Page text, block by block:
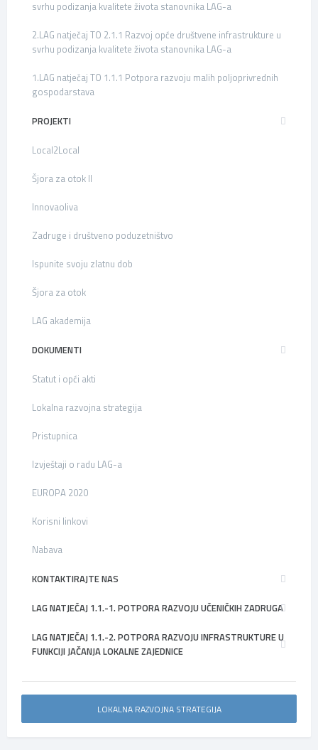
svrhu podizanja kvalitete života stanovnika LAG-a
2.LAG natječaj TO 2.1.1 Razvoj opće društvene infrastrukture u
svrhu podizanja kvalitete života stanovnika LAG-a
1.LAG natječaj TO 1.1.1 Potpora razvoju malih poljoprivrednih
gospodarstava
PROJEKTI
Local2Local
Šjora za otok II
Innovaoliva
Zadruge i društveno poduzetništvo
Ispunite svoju zlatnu dob
Šjora za otok
LAG akademija
DOKUMENTI
Statut i opći akti
Lokalna razvojna strategija
Pristupnica
Izvještaji o radu LAG-a
EUROPA 2020
Korisni linkovi
Nabava
KONTAKTIRAJTE NAS
LAG NATJEČAJ 1.1.-1. POTPORA RAZVOJU UČENIČKIH ZADRUGA
LAG NATJEČAJ 1.1.-2. POTPORA RAZVOJU INFRASTRUKTURE U
FUNKCIJI JAČANJA LOKALNE ZAJEDNICE
LOKALNA RAZVOJNA STRATEGIJA